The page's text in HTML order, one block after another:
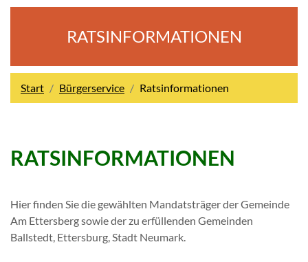
RATSINFORMATIONEN
Start Bürgerservice Ratsinformationen
RATSINFORMATIONEN
Hier finden Sie die gewählten Mandatsträger der Gemeinde
Am Ettersberg sowie der zu erfüllenden Gemeinden
Ballstedt, Ettersburg, Stadt Neumark.